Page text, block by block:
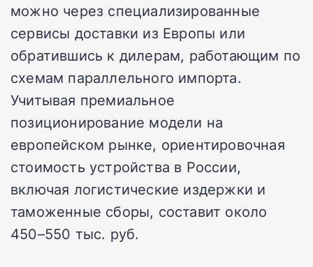
можно через специализированные
сервисы доставки из Европы или
обратившись к дилерам, работающим по
схемам параллельного импорта.
Учитывая премиальное
позиционирование модели на
европейском рынке, ориентировочная
стоимость устройства в России,
включая логистические издержки и
таможенные сборы, составит около
450–550 тыс. руб.